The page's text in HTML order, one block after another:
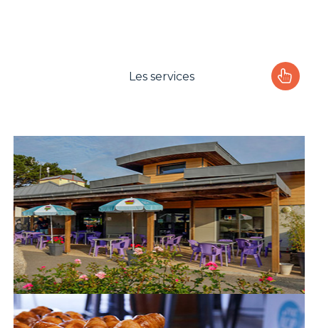
Les services
L'espace Aquatique
Les activités
Les infos pratiques